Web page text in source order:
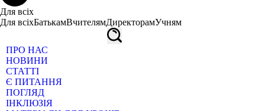
Для всіх
Для всіхБатькамВчителямДиректорамУчням
ПРО НАС
НОВИНИ
СТАТТІ
Є ПИТАННЯ
ПОГЛЯД
ІНКЛЮЗІЯ